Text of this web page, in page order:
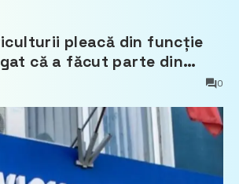
pleacă din funcție
că a făcut parte din
0